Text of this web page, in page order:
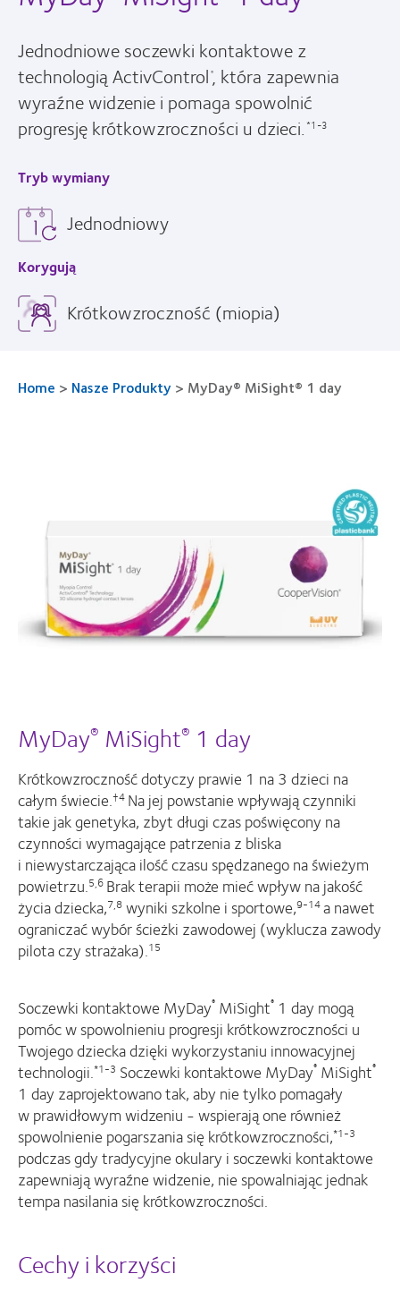
Jednodniowe soczewki kontaktowe z
technologią ActivControl ®, która zapewnia
wyraźne widzenie i pomaga spowolnić
progresję krótkowzroczności u dzieci. *1-3
Tryb wymiany
Jednodniowy
Korygują
Krótkowzroczność (miopia)
Home > Nasze Produkty > MyDay® MiSight® 1 day
MyDay® MiSight® 1 day
Krótkowzroczność dotyczy prawie 1 na 3 dzieci na
całym świecie.†4 Na jej powstanie wpływają czynniki
takie jak genetyka, zbyt długi czas poświęcony na
czynności wymagające patrzenia z bliska
i niewystarczająca ilość czasu spędzanego na świeżym
powietrzu.5,6 Brak terapii może mieć wpływ na jakość
życia dziecka,7,8 wyniki szkolne i sportowe,9-14a nawet
ograniczać wybór ścieżki zawodowej (wyklucza zawody
pilota czy strażaka).15
Soczewki kontaktowe MyDay® MiSight® 1 day mogą
pomóc w spowolnieniu progresji krótkowzroczności u
Twojego dziecka dzięki wykorzystaniu innowacyjnej
technologii.*1-3 Soczewki kontaktowe MyDay® MiSight®
1 day zaprojektowano tak, aby nie tylko pomagały
w prawidłowym widzeniu - wspierają one również
spowolnienie pogarszania się krótkowzroczności,*1-3
podczas gdy tradycyjne okulary i soczewki kontaktowe
zapewniają wyraźne widzenie, nie spowalniając jednak
tempa nasilania się krótkowzroczności.
Cechy i korzyści